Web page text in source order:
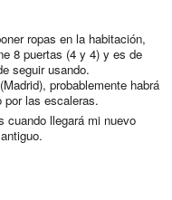
ropas en la habitación,
8 puertas (4 y 4) y es de
seguir usando.
probablemente habrá
por las escaleras.
cuando llegará mi nuevo